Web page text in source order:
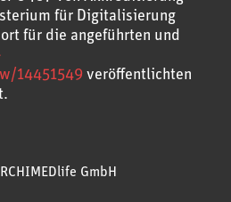
für Digitalisierung
für die angeführten und
14451549 veröffentlichten
GmbH